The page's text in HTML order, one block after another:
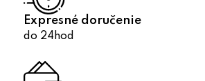
Expresné doručenie
do 24hod